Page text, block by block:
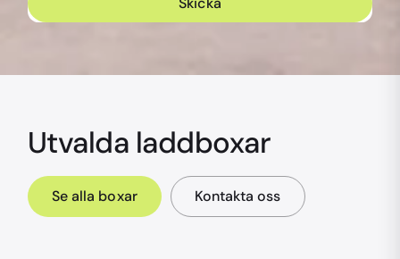
Utvalda laddboxar
Se alla boxar Kontakta oss